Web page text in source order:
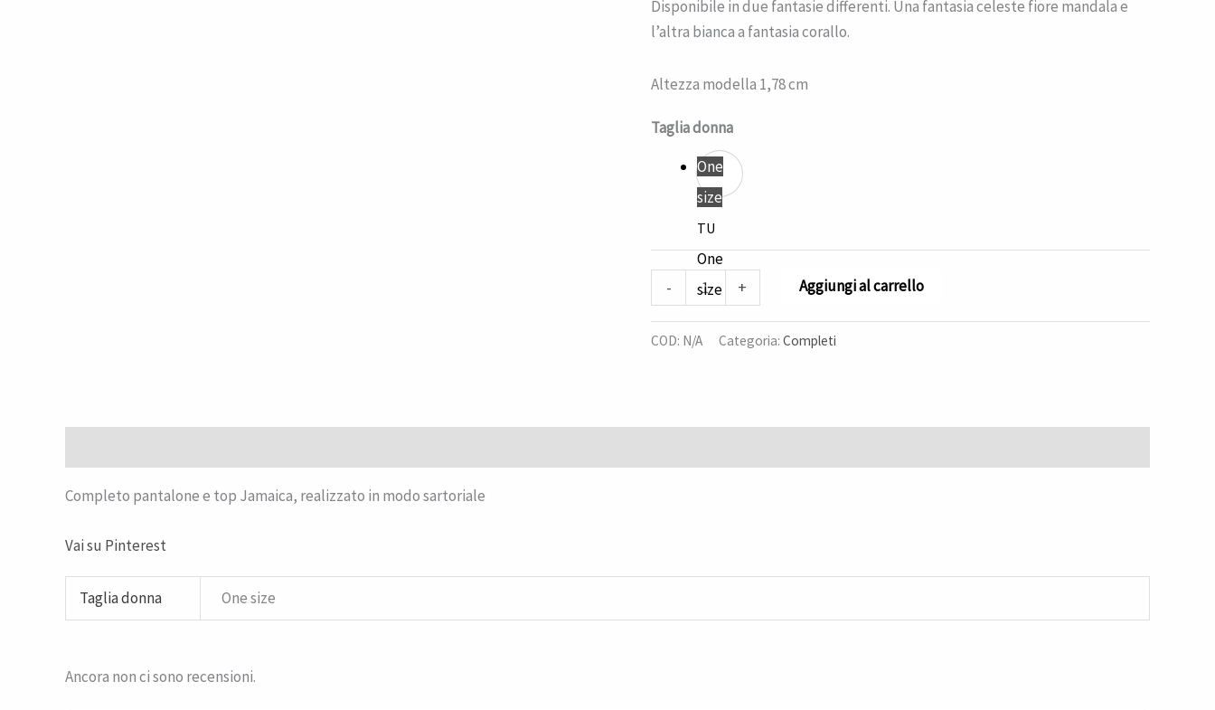
Disponibile in due fantasie differenti. Una fantasia celeste fiore mandala e
l’altra bianca a fantasia corallo.
Altezza modella 1,78 cm
Taglia donna
One
size
TU
One
size
- + Aggiungi al carrello
COD: N/A Categoria: Completi
Completo pantalone e top Jamaica, realizzato in modo sartoriale
Vai su Pinterest
Taglia donna One size
Ancora non ci sono recensioni.